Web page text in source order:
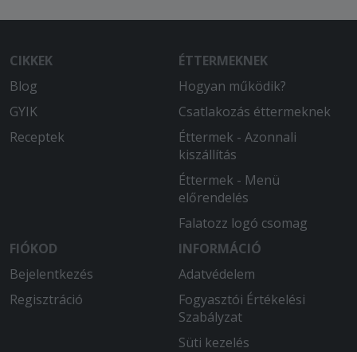
CIKKEK
Blog
GYIK
Receptek
ÉTTERMEKNEK
Hogyan működik?
Csatlakozás éttermeknek
Éttermek - Azonnali
kiszállítás
Éttermek - Menü
előrendelés
Falatozz logó csomag
FIÓKOD
Bejelentkezés
Regisztráció
INFORMÁCIÓ
Adatvédelem
Fogyasztói Értékelési
Szabályzat
Süti kezelés